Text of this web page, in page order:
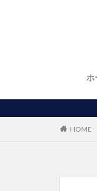
ホ
HOME